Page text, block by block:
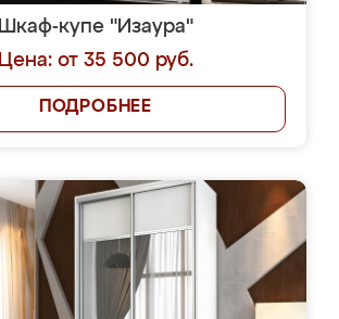
Шкаф-купе "Изаура"
Цена: от 35 500 руб.
ПОДРОБНЕЕ